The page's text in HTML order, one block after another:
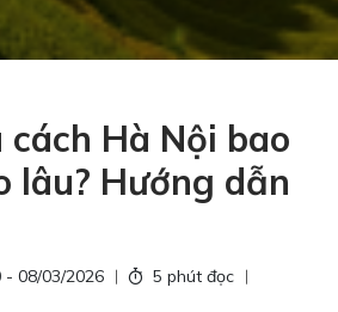
cách Hà Nội bao
lâu? Hướng dẫn
- 08/03/2026 5 phút đọc